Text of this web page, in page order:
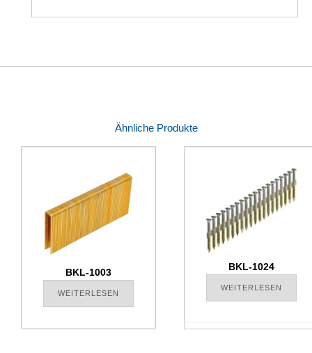
Ähnliche Produkte
BKL-1003
WEITERLESEN
BKL-1024
WEITERLESEN